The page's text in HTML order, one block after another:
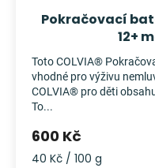
Pokračovací
12+
Toto COLVIA®
vhodné pro výživu
COLVIA® pro děti
To...
600 Kč
Měrná
40 Kč / 100 g